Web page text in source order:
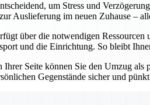
um Stress und
Auslieferung im neuen Zuhause –
über die notwendigen
und die Einrichtung. So bleibt
Seite können Sie den Umzug
Gegenstände sicher und